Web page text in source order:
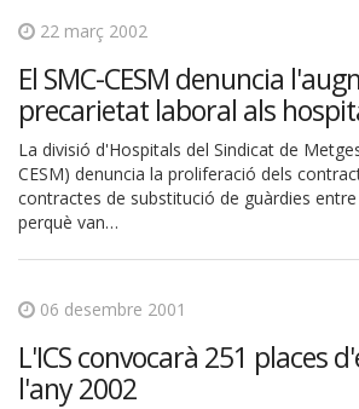
22 març 2002
El SMC-CESM denuncia
precarietat laboral als
La divisió d'Hospitals del Sindicat de
CESM) denuncia la proliferació dels
contractes de substitució de guàrdies
perquè van…
06 desembre 2001
L'ICS convocarà 251 places
l'any 2002